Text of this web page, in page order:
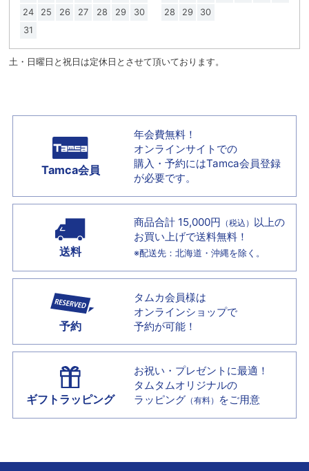
24
25 26 27 28 29
30
31
28
29 30
土・日曜日と祝日は定休日とさせて頂いております。
Tamca会員
年会費無料！
オンラインサイトでの
購入・予約にはTamca会員登録
が必要です。
送料
商品合計 15,000円 （税込） 以上の
お買い上げで送料無料！
※配送先：北海道・沖縄を除く。
予約
タムカ会員様は
オンラインショップで
予約が可能！
ギフトラッピング
お祝い・プレゼントに最適！
タムタムオリジナルの
ラッピング （有料） をご用意